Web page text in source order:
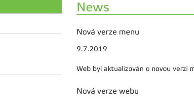
News
Nová verze menu
9.7.2019
Web byl aktualizován o novou verzi
Nová verze webu